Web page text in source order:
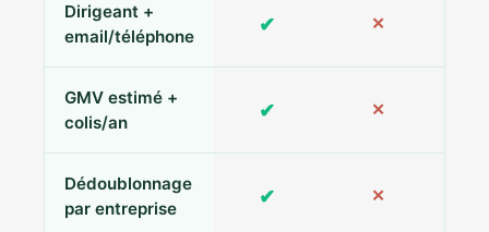
Dirigeant +
email/téléphone
✔ ✕
GMV estimé +
colis/an
✔ ✕
Dédoublonnage
par entreprise
✔ ✕